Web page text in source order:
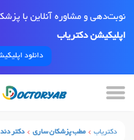
نوبت‌دهی و مشاوره آنلاین با
اپلیکیشن دکتریاب
دانلود
دکتریاب مطب پزشکان ساری دکتر